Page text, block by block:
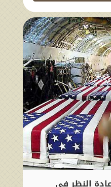
النظر في